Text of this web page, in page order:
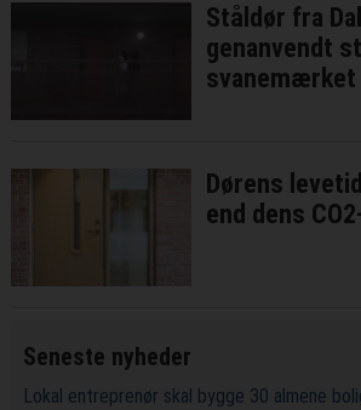
Ståldør fra
genanvendt
svanemærket
Dørens
end dens
Seneste nyheder
Lokal entreprenør skal bygge 30 almene